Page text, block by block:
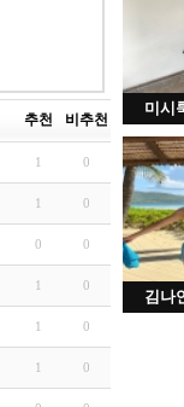
미시
김나
추천 비추천
1 0
1 0
0 0
1 0
1 0
1 0